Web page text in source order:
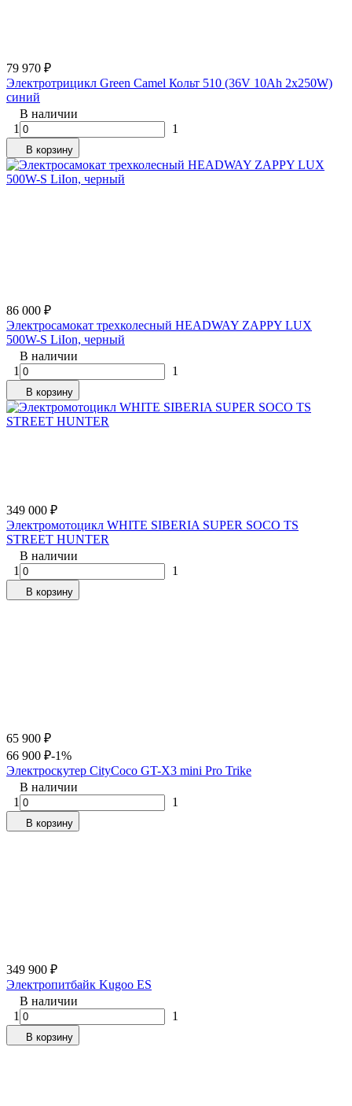
79 970 ₽
Электротрицикл Green Camel Кольт 510 (36V 10Ah 2x250W)
синий
В наличии
1
1
В корзину
86 000 ₽
Электросамокат трехколесный HEADWAY ZAPPY LUX
500W-S LiIon, черный
В наличии
1
1
В корзину
349 000 ₽
Электромотоцикл WHITE SIBERIA SUPER SOCO TS
STREET HUNTER
В наличии
1
1
В корзину
65 900 ₽
66 900 ₽-1%
Электроскутер CityCoco GT-X3 mini Pro Trike
В наличии
1
1
В корзину
349 900 ₽
Электропитбайк Kugoo ES
В наличии
1
1
В корзину